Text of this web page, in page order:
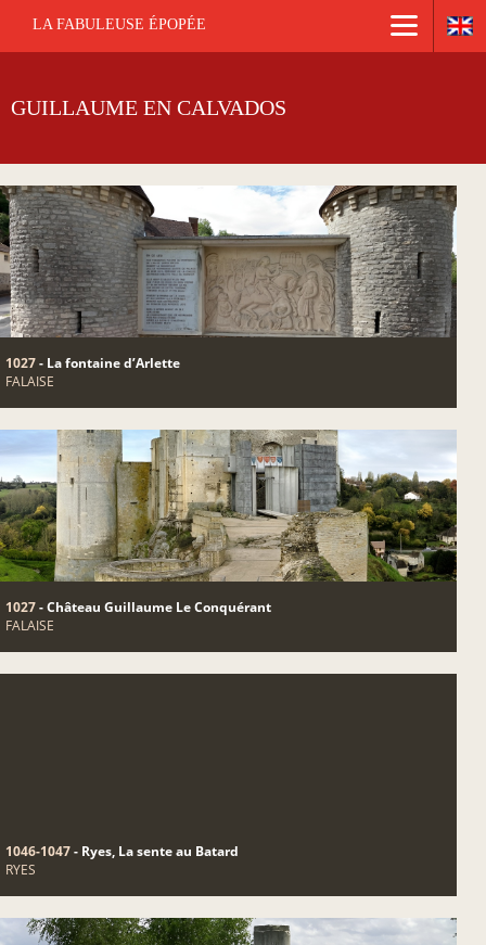
LA FABULEUSE ÉPOPÉE
GUILLAUME EN CALVADOS
1027- La fontaine d’Arlette
FALAISE
1027- Château Guillaume Le Conquérant
FALAISE
1046-1047- Ryes, La sente au Batard
RYES